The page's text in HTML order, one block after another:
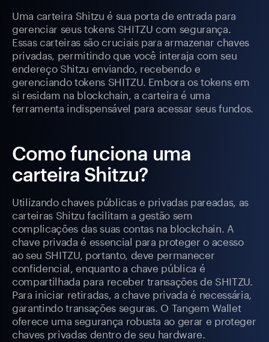
Uma carteira Shitzu é sua porta de entrada para
gerenciar seus tokens SHITZU com segurança.
Essas carteiras são cruciais para armazenar chaves
privadas, permitindo que você interaja com seu
endereço Shitzu enviando, recebendo e
gerenciando tokens SHITZU. Embora os tokens em
si residam na blockchain, a carteira é uma
ferramenta indispensável para acessar seus fundos.
Como funciona uma
carteira Shitzu?
Utilizando chaves públicas e privadas pareadas, as
carteiras Shitzu facilitam a gestão sem
complicações das suas contas na blockchain. A
chave privada é essencial para proteger o acesso
ao seu SHITZU, portanto, deve permanecer
confidencial, enquanto a chave pública é
compartilhada para receber transações de SHITZU.
Para iniciar retiradas, a chave privada é necessária,
garantindo transações seguras. O Tangem Wallet
oferece uma segurança robusta ao gerar e proteger
chaves privadas dentro de seu hardware.